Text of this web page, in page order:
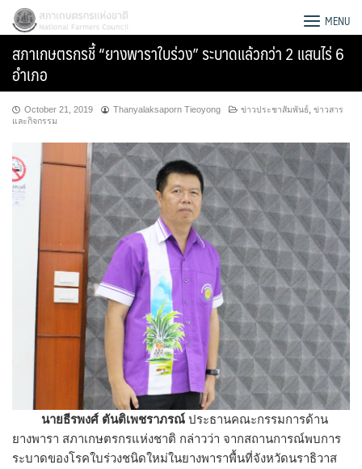
Skip
content
Search
สภาเกษตรกรแห่งชาติ MENU
สภาเกษตรกรชี้ “ยางพาราใบร่วง” ระบาดแล้วกว่า 2 แสนไร่ 6
อำเภอ
October 21, 2019 Thanyalaksaporn Tieoyong ข่าวประชาสัมพันธ์ ข่าวสาร
และกิจกรรม
นายธีรพงศ์ ตันติเพชราภรณ์ ประธานคณะกรรมการด้าน
ยางพารา สภาเกษตรกรแห่งชาติ กล่าวว่า จากสถานการณ์พบการ
ระบาดของโรคใบร่วงชนิดใหม่ในยางพาราพื้นที่จังหวัดนราธิวาส